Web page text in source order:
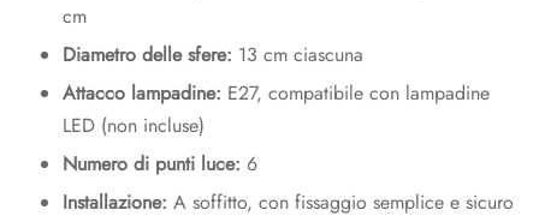
cm
Diametro delle sfere: 13 cm ciascuna
Attacco lampadine: E27, compatibile con lampadine
LED (non incluse)
Numero di punti luce: 6
Installazione: A soffitto, con fissaggio semplice e sicuro